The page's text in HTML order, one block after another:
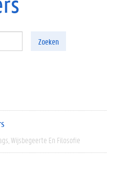
Zoeken
Wijsbegeerte En Filosofie